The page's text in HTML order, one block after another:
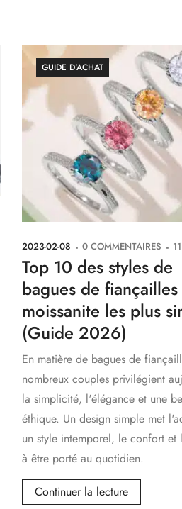
GUIDE D'ACHAT
2023-02-08 0 COMMENTAIRES
Top 10 des styles de
bagues de
moissanite les plus
(Guide 2026)
En matière de bagues de
nombreux couples privilégient
la simplicité, l'élégance et une
éthique. Un design simple met
un style intemporel, le confort et
à être porté au quotidien.
Continuer la lecture